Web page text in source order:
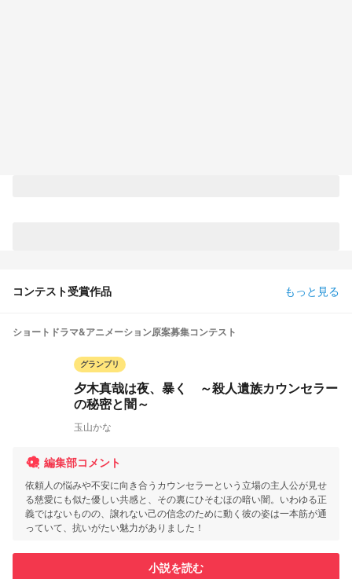
コンテスト受賞作品 もっと見る
ショートドラマ&アニメーション原案募集コンテスト
グランプリ
夕木真哉は夜、暴く ～殺人遺族カウンセラー
の秘密と闇～
玉山かな
編集部コメント
依頼人の悩みや不安に向き合うカウンセラーという立場の主人公が見せ
る慈愛にも似た優しい共感と、その裏にひそむほの暗い闇。いわゆる正
義ではないものの、譲れない己の信念のために動く彼の姿は一本筋が通
っていて、抗いがたい魅力がありました！
小説を読む